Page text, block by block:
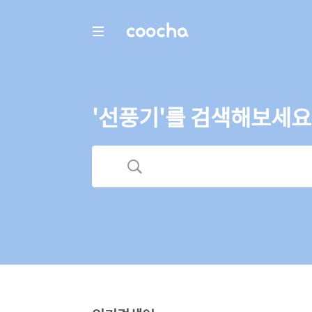
COOCHA
'선풍기'를 검색해보세